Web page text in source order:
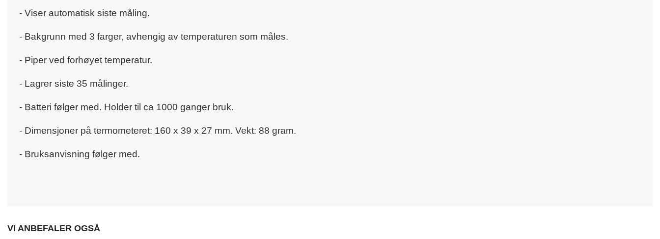
- Viser automatisk siste måling.
- Bakgrunn med 3 farger, avhengig av temperaturen som måles.
- Piper ved forhøyet temperatur.
- Lagrer siste 35 målinger.
- Batteri følger med. Holder til ca 1000 ganger bruk.
- Dimensjoner på termometeret: 160 x 39 x 27 mm. Vekt: 88 gram.
- Bruksanvisning følger med.
VI ANBEFALER OGSÅ